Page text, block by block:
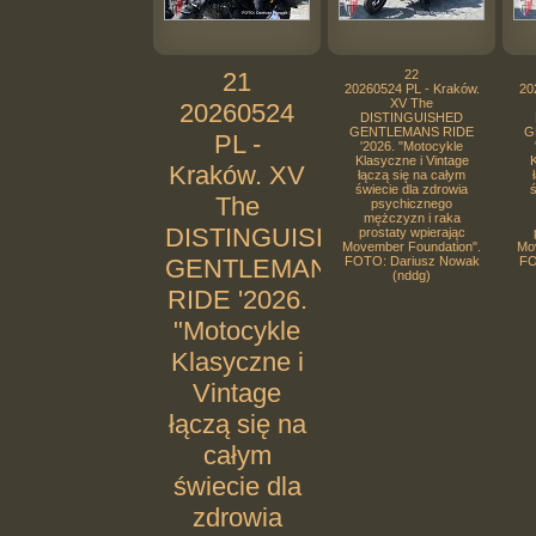
21
20260524
PL -
Kraków. XV
The
DISTINGUISHED
GENTLEMANS
RIDE '2026.
"Motocykle
Klasyczne i
Vintage
łączą się na
całym
świecie dla
zdrowia
22
20260524 PL - Kraków.
XV The
DISTINGUISHED
GENTLEMANS RIDE
'2026. "Motocykle
Klasyczne i Vintage
łączą się na całym
świecie dla zdrowia
psychicznego
mężczyzn i raka
prostaty wpierając
Movember Foundation".
FOTO: Dariusz Nowak
(nddg)